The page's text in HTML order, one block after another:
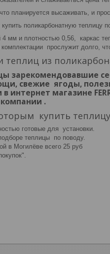
планируется высаживать, и
поликарбонатную теплицу
мм и плотностью 0,56, каркас
прослужит долго,
из
зарекомендовавшие
свежие ягоды,
интернет магазине
.
купить теплицу
готовые для установки.
теплицы по поводу.
в Могилёве всего 25 руб